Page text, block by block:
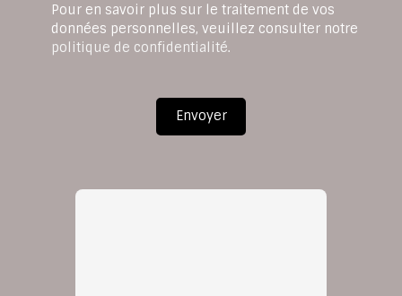
Pour en savoir plus sur le traitement de vos
données personnelles, veuillez consulter notre
politique de confidentialité.
Envoyer